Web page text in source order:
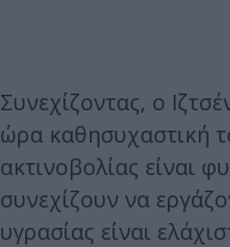
Συνεχίζοντας, ο
ώρα καθησυχαστική
ακτινοβολίας είναι
συνεχίζουν να
υγρασίας είναι